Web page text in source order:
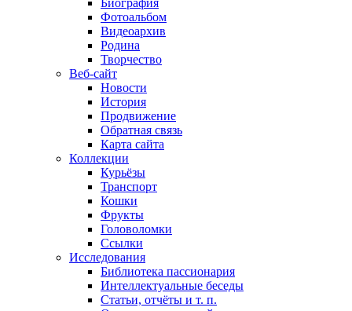
Фотоальбом
Видеоархив
Родина
Творчество
Веб-сайт
Новости
История
Продвижение
Обратная связь
Карта сайта
Коллекции
Курьёзы
Транспорт
Кошки
Фрукты
Головоломки
Ссылки
Исследования
Библиотека пассионария
Интеллектуальные беседы
Статьи, отчёты и т. п.